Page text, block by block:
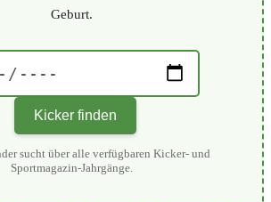
Geburt.
Kicker finden
sucht über alle verfügbaren Kicker- und
Sportmagazin-Jahrgänge.